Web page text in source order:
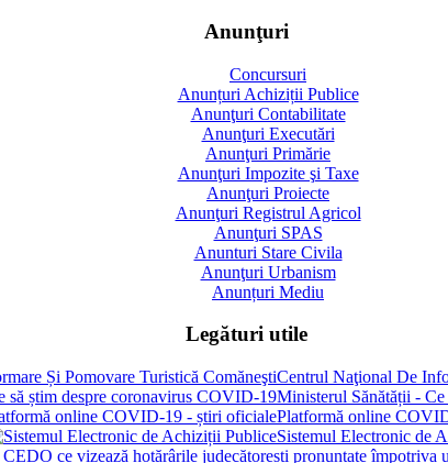
Anunţuri
Concursuri
Anunțuri Achiziții Publice
Anunţuri Contabilitate
Anunţuri Executări
Anunţuri Primărie
Anunţuri Impozite şi Taxe
Anunţuri Proiecte
Anunţuri Registrul Agricol
Anunţuri SPAS
Anunturi Stare Civila
Anunţuri Urbanism
Anunțuri Mediu
Legături utile
Centrul Naţional De
Ministerul Sănătății -
Platformă online
Sistemul Electronic de